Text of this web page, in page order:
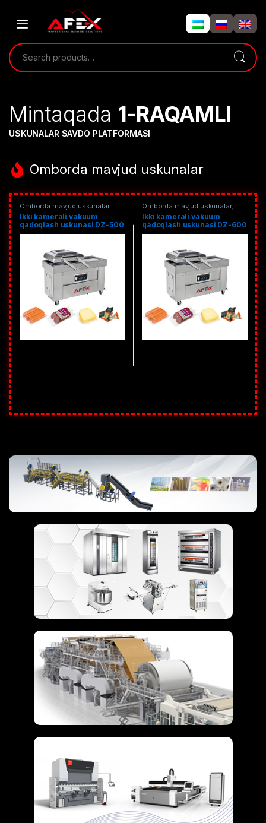
Mintaqada 1-RAQAMLI
USKUNALAR SAVDO PLATFORMASI
Omborda mavjud uskunalar
Omborda mavjud uskunalar,
Qadoqlash Vakuum qadoqlash
Ikki kamerali vakuum
qadoqlash uskunasi DZ-500
Omborda mavjud uskunalar,
Qadoqlash Vakuum qadoqlash
Ikki kamerali vakuum
qadoqlash uskunasi DZ-600